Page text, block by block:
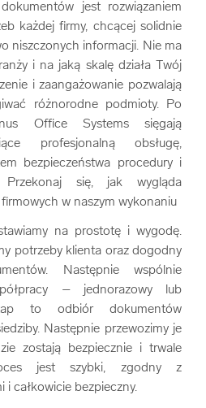
jest rozwiązaniem
każdej firmy, chcącej solidnie
niszczonych informacji. Nie ma
i na jaką skalę działa Twój
i zaangażowanie pozwalają
różnorodne podmioty. Po
Office Systems sięgają
profesjonalną obsługę,
bezpieczeństwa procedury i
Przekonaj się, jak wygląda
w naszym wykonaniu
na prostotę i wygodę.
potrzeby klienta oraz dogodny
Następnie wspólnie
– jednorazowy lub
to odbiór dokumentów
Następnie przewozimy je
zostają bezpiecznie i trwale
jest szybki, zgodny z
i całkowicie bezpieczny.